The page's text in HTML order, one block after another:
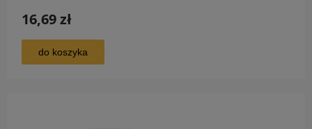
16,69 zł
do koszyka